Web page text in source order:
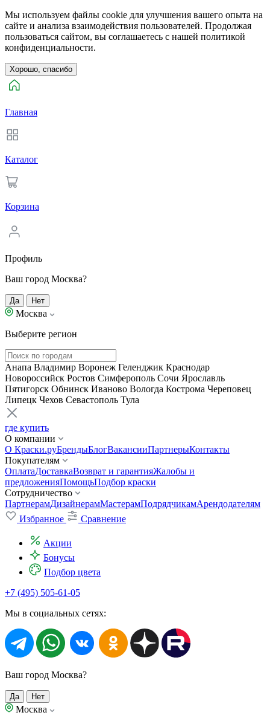
Мы используем файлы cookie для улучшения вашего опыта на
сайте и анализа взаимодействия пользователей. Продолжая
пользоваться сайтом, вы соглашаетесь с нашей политикой
конфиденциальности.
Хорошо, спасибо
Главная
Каталог
Корзина
Профиль
Ваш город Москва?
Да Нет
Москва
Выберите регион
Анапа Владимир Воронеж Геленджик Краснодар
Новороссийск Ростов Симферополь Сочи Ярославль
Пятигорск Обнинск Иваново Вологда Кострома Череповец
Липецк Чехов Севастополь Тула
где купить
О компании
О Краски.руБрендыБлогВакансииПартнерыКонтакты
Покупателям
ОплатаДоставкаВозврат и гарантияЖалобы и
предложенияПомощьПодбор краски
Сотрудничество
ПартнерамДизайнерамМастерамПодрядчикамАрендодателям
Избранное
Сравнение
Акции
Бонусы
Подбор цвета
+7 (495) 505-61-05
Мы в социальных сетях:
Ваш город Москва?
Да Нет
Москва